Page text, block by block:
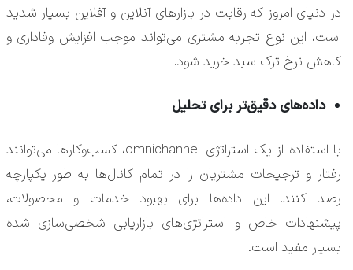
در دنیای امروز که رقابت در بازارهای آنلاین و آفلاین بسیار شدید
است، این نوع تجربه مشتری می‌تواند موجب افزایش وفاداری و
کاهش نرخ ترک سبد خرید شود.
داده‌های دقیق‌تر برای تحلیل
با استفاده از یک استراتژی omnichannel، کسب‌وکارها می‌توانند
رفتار و ترجیحات مشتریان را در تمام کانال‌ها به طور یکپارچه
رصد کنند. این داده‌ها برای بهبود خدمات و محصولات،
پیشنهادات خاص و استراتژی‌های بازاریابی شخصی‌سازی شده
بسیار مفید است.